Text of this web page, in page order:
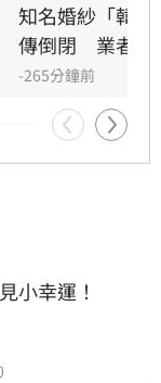
申訴案。
知名婚紗「韓
傳倒閉　業者發
-265分鐘前
小幸運！